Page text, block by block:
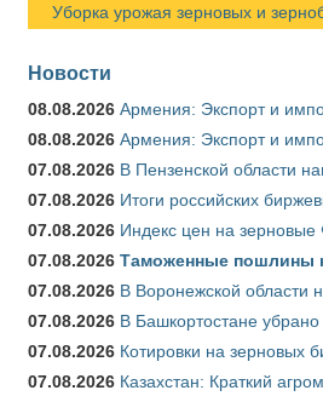
Уборка урожая зерновых и
Новости
08.08.2026 Армения: Экспорт и
08.08.2026 Армения: Экспорт и
07.08.2026 В Пензенской области
07.08.2026 Итоги российских
07.08.2026 Индекс цен на
07.08.2026 Таможенные пошлины
07.08.2026 В Воронежской области
07.08.2026 В Башкортостане
07.08.2026 Котировки на зерновых
07.08.2026 Казахстан: Краткий